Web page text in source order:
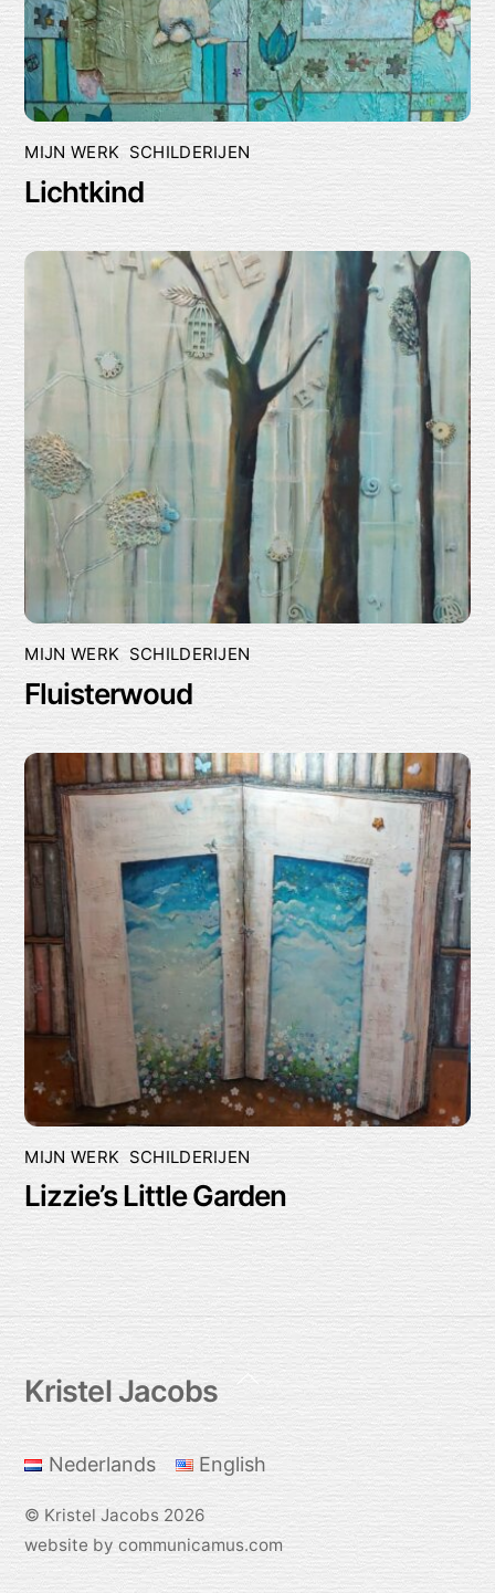
MIJN WERK SCHILDERIJEN
Lichtkind
MIJN WERK SCHILDERIJEN
Fluisterwoud
MIJN WERK SCHILDERIJEN
Lizzie’s Little Garden
Back
To
Top
Kristel Jacobs
Nederlands English
© Kristel Jacobs 2026
website by communicamus.com